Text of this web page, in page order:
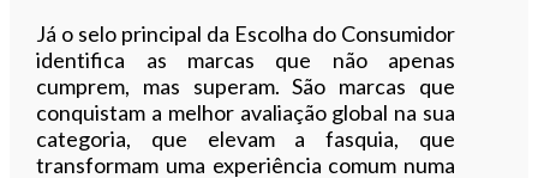
Já o selo principal da Escolha do Consumidor
identifica as marcas que não apenas
cumprem, mas superam. São marcas que
conquistam a melhor avaliação global na sua
categoria, que elevam a fasquia, que
transformam uma experiência comum numa